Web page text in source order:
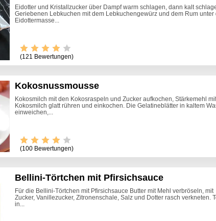
Eidotter und Kristallzucker über Dampf warm schlagen, dann kalt
Geriebenen Lebkuchen mit dem Lebkuchengewürz und dem Rum unter
Eidottermasse...
(121 Bewertungen)
Kokosnussmousse
Kokosmilch mit den Kokosraspeln und Zucker aufkochen, Stärkemehl mit
Kokosmilch glatt rühren und einkochen. Die Gelatineblätter in kaltem
einweichen,...
(100 Bewertungen)
Bellini-Törtchen mit Pfirsichsauce
Für die Bellini-Törtchen mit Pfirsichsauce Butter mit Mehl verbröseln, mit
Zucker, Vanillezucker, Zitronenschale, Salz und Dotter rasch verkneten.
in...
Käsespätzle